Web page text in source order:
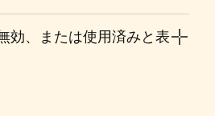
効、または使用済みと表